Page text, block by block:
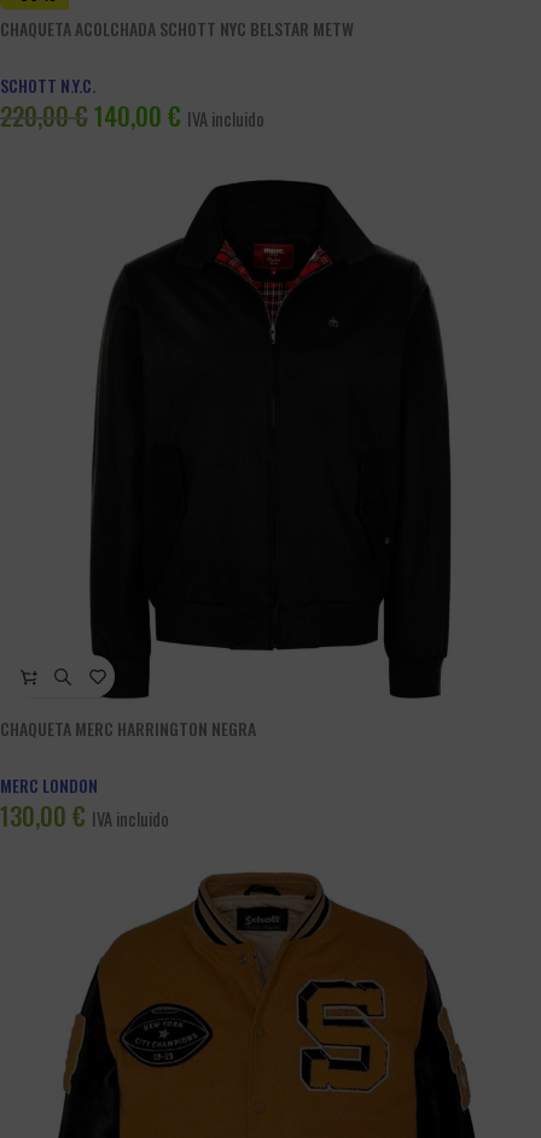
CHAQUETA ACOLCHADA SCHOTT NYC BELSTAR METW
SCHOTT N.Y.C.
220,00 € 140,00 € IVA incluido
CHAQUETA MERC HARRINGTON NEGRA
MERC LONDON
130,00 € IVA incluido